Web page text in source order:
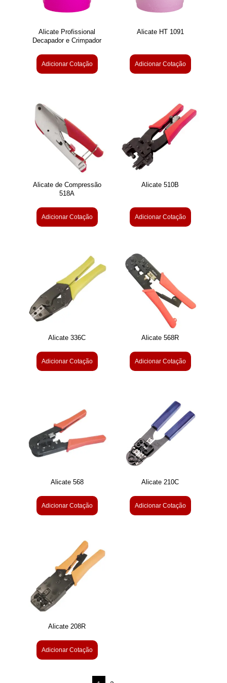
Alicate Profissional
Decapador e Crimpador
Adicionar Cotação
Alicate HT 1091
Adicionar Cotação
Alicate de Compressão
518A
Adicionar Cotação
Alicate 510B
Adicionar Cotação
Alicate 336C
Adicionar Cotação
Alicate 568R
Adicionar Cotação
Alicate 568
Adicionar Cotação
Alicate 210C
Adicionar Cotação
Alicate 208R
Adicionar Cotação